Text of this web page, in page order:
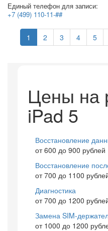
Единый телефон для записи:
+7 (499) 110-11-##
1 2 3 4 5
Цены на
iPad 5
Восстановление
от 600 до 900 рублей
Восстановление
от 700 до 1100
Диагностика
от 700 до 1200
Замена SIM-
от 1000 до 1200